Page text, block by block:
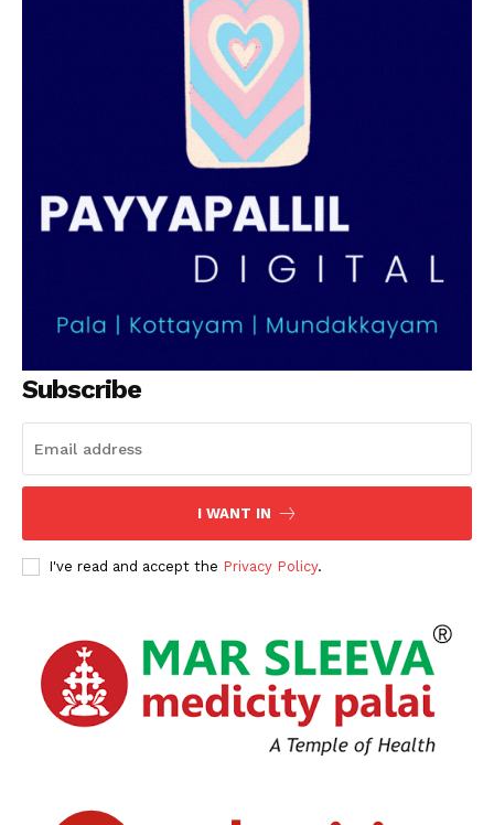
Subscribe
I WANT IN
I've read and accept the Privacy Policy.